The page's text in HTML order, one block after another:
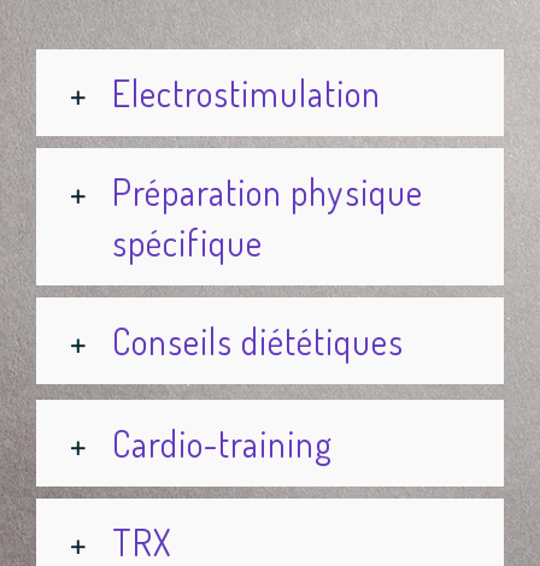
Electrostimulation
Préparation physique
spécifique
Conseils diététiques
Cardio-training
TRX